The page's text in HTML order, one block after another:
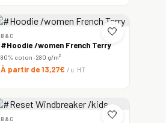
🤍
B&C
#Hoodie /women French Terry
80% coton · 280 g/m²
À partir de 13,27€ / u. HT
🤍
B&C